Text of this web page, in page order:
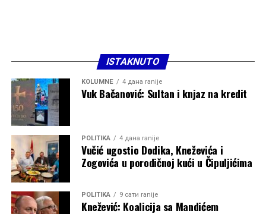
ISTAKNUTO
KOLUMNE 4 дана ranije
Vuk Bačanović: Sultan i knjaz na kredit
POLITIKA 4 дана ranije
Vučić ugostio Dodika, Kneževića i
Zogovića u porodičnoj kući u Čipuljićima
POLITIKA 9 сати ranije
Knežević: Koalicija sa Mandićem